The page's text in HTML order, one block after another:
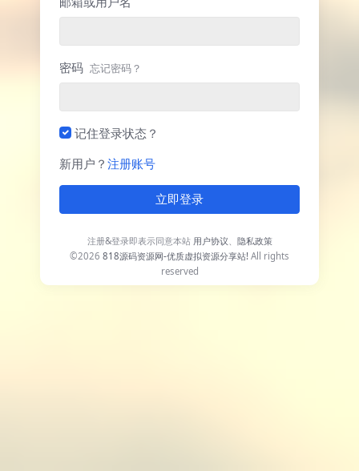
密码 忘记密码？
记住登录状态？
新用户？ 注册账号
立即登录
注册&登录即表示同意本站 用户协议
隐私政策
©2026 818源码资源网-优质虚拟资源分享站! All rights
reserved